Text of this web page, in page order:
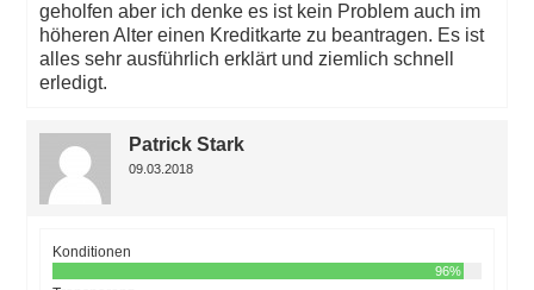
geholfen aber ich denke es ist kein Problem auch im
höheren Alter einen Kreditkarte zu beantragen. Es ist
alles sehr ausführlich erklärt und ziemlich schnell
erledigt.
Patrick Stark
09.03.2018
Konditionen
96%